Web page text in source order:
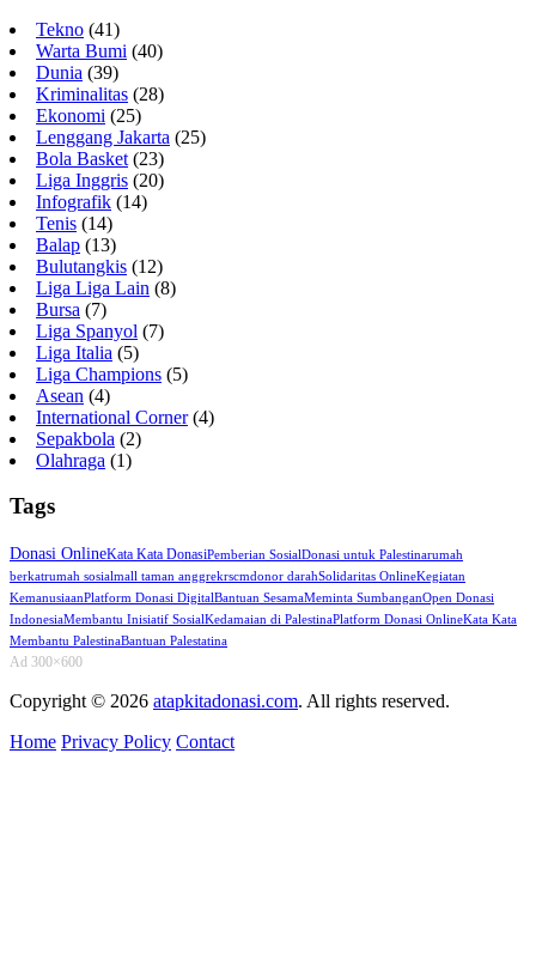
Tekno (41)
Warta Bumi (40)
Dunia (39)
Kriminalitas (28)
Ekonomi (25)
Lenggang Jakarta (25)
Bola Basket (23)
Liga Inggris (20)
Infografik (14)
Tenis (14)
Balap (13)
Bulutangkis (12)
Liga Liga Lain (8)
Bursa (7)
Liga Spanyol (7)
Liga Italia (5)
Liga Champions (5)
Asean (4)
International Corner(4)
Sepakbola (2)
Olahraga (1)
Tags
Donasi OnlineKata Kata DonasiPemberian SosialDonasi untuk Palestinarumah
berkatrumah sosialmall taman anggrekrscmdonor darahSolidaritas OnlineKegiatan
KemanusiaanPlatform Donasi DigitalBantuan SesamaMeminta SumbanganOpen Donasi
IndonesiaMembantu Inisiatif SosialKedamaian di PalestinaPlatform Donasi OnlineKata Kata
Membantu PalestinaBantuan Palestatina
Ad 300×600
Copyright © 2026 atapkitadonasi.com. All rights reserved.
Home Privacy Policy Contact